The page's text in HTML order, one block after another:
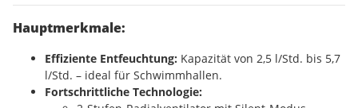
Hauptmerkmale:
Effiziente Entfeuchtung: Kapazität von 2,5 l/Std. bis 5,7
l/Std. – ideal für Schwimmhallen.
Fortschrittliche Technologie: